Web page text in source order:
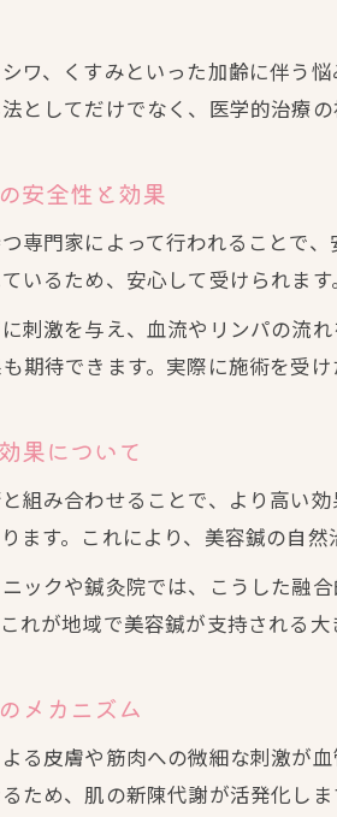
東洋医
美容鍼
美容鍼
自然治癒力
美容鍼
自然治
健康と
肌のたるみ
美容
たるみ
たる
美しさを目
ワ、くすみといった加齢に伴う
としてだけでなく、医学的治療
安全性と効果
専門家によって行われることで
いるため、安心して受けられま
刺激を与え、血流やリンパの流
期待できます。実際に施術を受
果について
組み合わせることで、より高い
ます。これにより、美容鍼の自
ックや鍼灸院では、こうした融
れが地域で美容鍼が支持される大
メカニズム
る皮膚や筋肉への微細な刺激が
ため、肌の新陳代謝が活発化し